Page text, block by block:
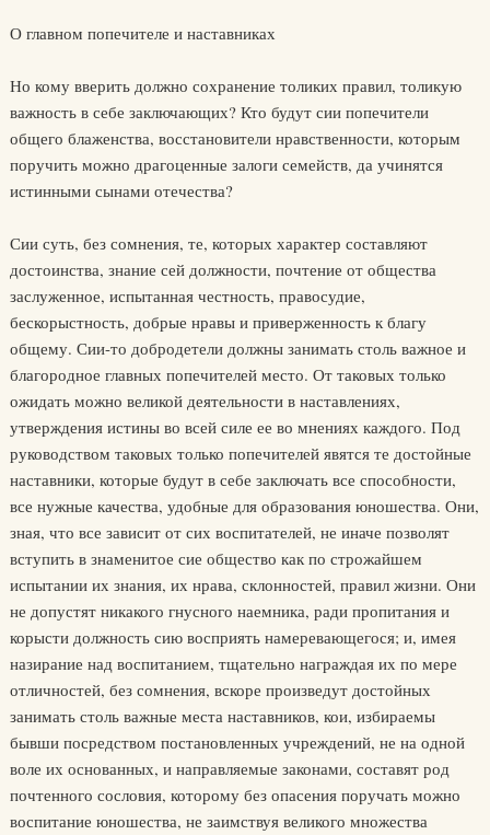
О главном попечителе и наставниках
Но кому вверить должно сохранение толиких правил, толикую
важность в себе заключающих? Кто будут сии попечители
общего блаженства, восстановители нравственности, которым
поручить можно драгоценные залоги семейств, да учинятся
истинными сынами отечества?
Сии суть, без сомнения, те, которых характер составляют
достоинства, знание сей должности, почтение от общества
заслуженное, испытанная честность, правосудие,
бескорыстность, добрые нравы и приверженность к благу
общему. Сии-то добродетели должны занимать столь важное и
благородное главных попечителей место. От таковых только
ожидать можно великой деятельности в наставлениях,
утверждения истины во всей силе ее во мнениях каждого. Под
руководством таковых только попечителей явятся те достойные
наставники, которые будут в себе заключать все способности,
все нужные качества, удобные для образования юношества. Они,
зная, что все зависит от сих воспитателей, не иначе позволят
вступить в знаменитое сие общество как по строжайшем
испытании их знания, их нрава, склонностей, правил жизни. Они
не допустят никакого гнусного наемника, ради пропитания и
корысти должность сию восприять намеревающегося; и, имея
назирание над воспитанием, тщательно награждая их по мере
отличностей, без сомнения, вскоре произведут достойных
занимать столь важные места наставников, кои, избираемы
бывши посредством постановленных учреждений, не на одной
воле их основанных, и направляемые законами, составят род
почтенного сословия, которому без опасения поручать можно
воспитание юношества, не заимствуя великого множества